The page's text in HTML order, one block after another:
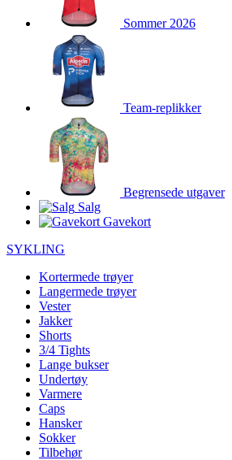
Sommer 2026
Team-replikker
Begrensede utgaver
Salg
Gavekort
SYKLING
Kortermede trøyer
Langermede trøyer
Vester
Jakker
Shorts
3/4 Tights
Lange bukser
Undertøy
Varmere
Caps
Hansker
Sokker
Tilbehør